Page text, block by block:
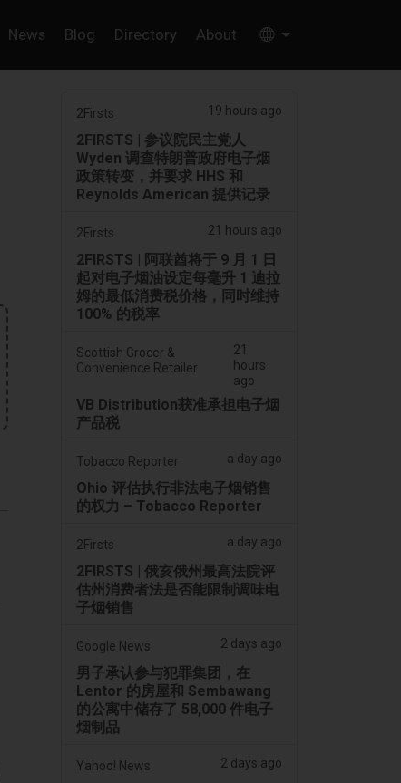
News Blog Directory About
2Firsts 19 hours ago
2FIRSTS | 参议院民主党人
Wyden 调查特朗普政府电子烟
政策转变，并要求 HHS 和
Reynolds American 提供记录
2Firsts 21 hours ago
2FIRSTS | 阿联酋将于 9 月 1 日
起对电子烟油设定每毫升 1 迪拉
姆的最低消费税价格，同时维持
100% 的税率
Scottish Grocer &
Convenience Retailer
21
hours
ago
VB Distribution获准承担电子烟
产品税
Tobacco Reporter a day ago
Ohio 评估执行非法电子烟销售
的权力 – Tobacco Reporter
2Firsts a day ago
2FIRSTS | 俄亥俄州最高法院评
估州消费者法是否能限制调味电
子烟销售
Google News 2 days ago
男子承认参与犯罪集团，在
Lentor 的房屋和 Sembawang
的公寓中储存了 58,000 件电子
烟制品
Yahoo! News 2 days ago